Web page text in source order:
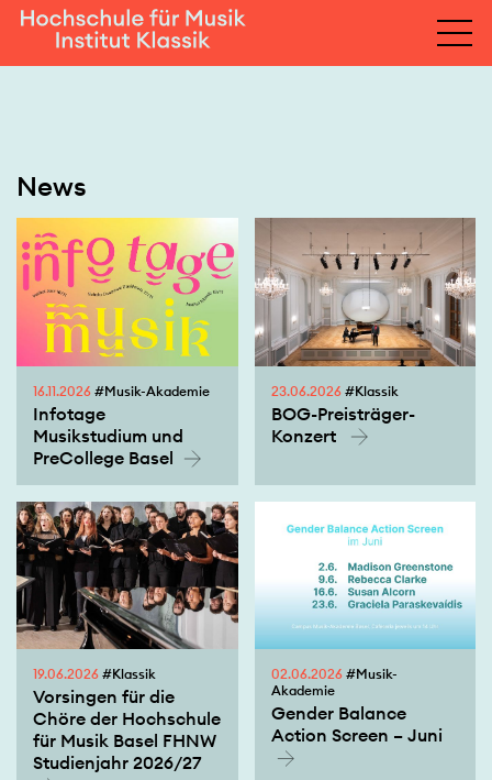
News
16.11.2026 #Musik-Akademie
Infotage
Musikstudium und
PreCollege Basel
23.06.2026#Klassik
BOG-Preisträger-
Konzert
19.06.2026 #Klassik
Vorsingen für die
Chöre der Hochschule
für Musik Basel FHNW
Studienjahr 2026/27
02.06.2026#Musik-
Akademie
Gender Balance
Action Screen – Juni